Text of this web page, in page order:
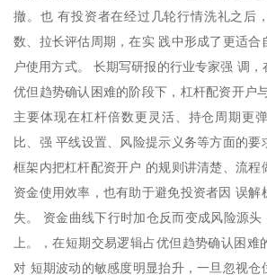
撤。也 有投资者在经过几轮行情洗礼之后
数、拉长评估周期，在实 践中形成了更适合
户使用方式。 长期写研报的行业专家强 调
优但趋势确认困难的阶段下，杠杆配资开户
主要体现在杠杆倍数更灵活、持仓周期更
比、强 平线设置、风险提示义务等方面的要
框架内把杠杆配资开户 的规则讲清楚、流程
资金使用效率，也有助于避免投资者因 误解
失。 资金曲线下行时加仓反而变成风险源
上。，在短期交易逻辑占优但趋势确认困难
对 短期波动的敏感度明显抬升，一旦忽视仓